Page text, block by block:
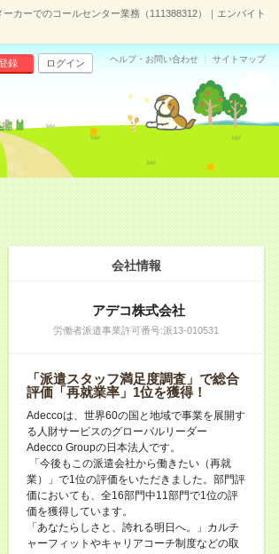
カーでのコールセンター業務（111388312）｜エンバイト
録 ログイン ヘルプ・お問い合わせ サイトマップ
会社情報
アデコ株式会社
労働者派遣事業許可番号:派13-010531
「派遣スタッフ満足度調査」で総合
評価「再就業率」1位を獲得！
Adeccoは、世界60の国と地域で事業を展開す
る人財サービスのグローバルリーダー
Adecco Groupの日本法人です。
「今後もこの派遣会社から働きたい（再就
業）」で1位の評価をいただきました。部門評
価においても、全16部門中11部門で1位の評
価を獲得しています。
「あなたらしさと、誇れる明日へ。」カルチ
ャーフィットやキャリアコーチ制度などの取